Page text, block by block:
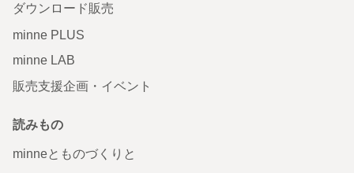
ダウンロード販売
minne PLUS
minne LAB
販売支援企画・イベント
読みもの
minneとものづくりと